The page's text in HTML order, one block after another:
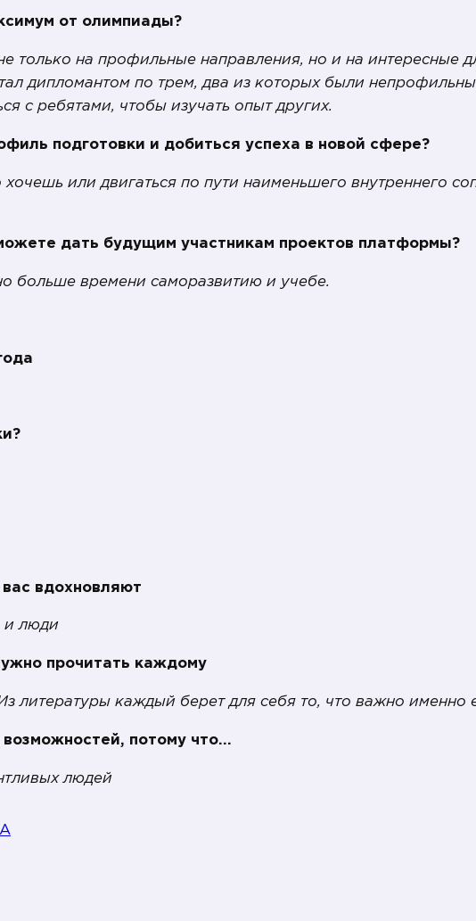
от олимпиады?
только на профильные направления, но и на интересные
дипломантом по трем, два из которых были
с ребятами, чтобы изучать опыт других.
подготовки и добиться успеха в новой сфере?
хочешь или двигаться по пути наименьшего внутреннего
дать будущим участникам проектов платформы?
больше времени саморазвитию и учебе.
вдохновляют
и люди
прочитать каждому
литературы каждый берет для себя то, что важно именно
возможностей, потому что…
людей